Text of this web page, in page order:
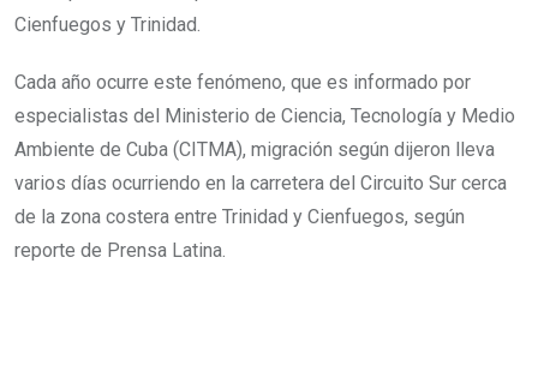
Cienfuegos y Trinidad.
Cada año ocurre este fenómeno, que es informado por
especialistas del Ministerio de Ciencia, Tecnología y Medio
Ambiente de Cuba (CITMA), migración según dijeron lleva
varios días ocurriendo en la carretera del Circuito Sur cerca
de la zona costera entre Trinidad y Cienfuegos, según
reporte de Prensa Latina.